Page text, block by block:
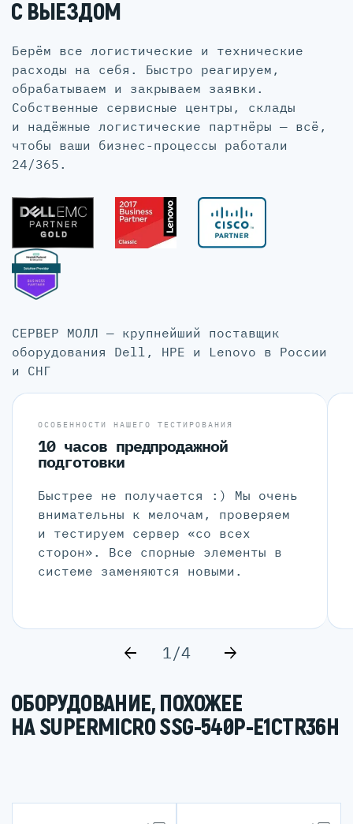
С ВЫЕЗДОМ
Берём все логистические и технические
расходы на себя. Быстро реагируем,
обрабатываем и закрываем заявки.
Собственные сервисные центры, склады
и надёжные логистические партнёры — всё,
чтобы ваши бизнес-процессы работали
24/365.
СЕРВЕР МОЛЛ — крупнейший поставщик
оборудования Dell, HPE и Lenovo в России
и СНГ
ОСОБЕННОСТИ НАШЕГО ТЕСТИРОВАНИЯ
10 часов предпродажной
подготовки
Быстрее не получается :) Мы очень
внимательны к мелочам, проверяем
и тестируем сервер «со всех
сторон». Все спорные элементы в
системе заменяются новыми.
1/4
ОБОРУДОВАНИЕ, ПОХОЖЕЕ
НА SUPERMICRO SSG-540P-E1CTR36H